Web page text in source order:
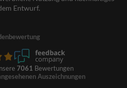
Entwurf.
7061 Bewertungen
Auszeichnungen